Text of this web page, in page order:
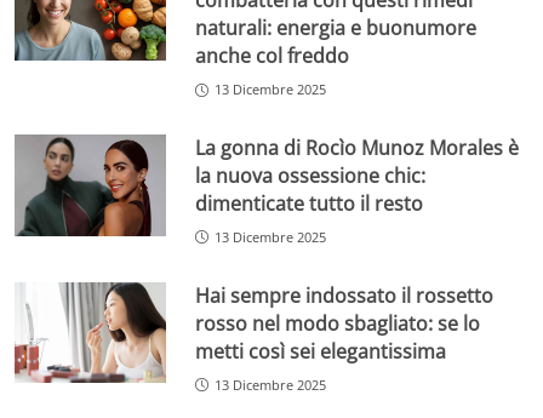
naturali: energia e buonumore
anche col freddo
13 Dicembre 2025
La gonna di Rocìo Munoz Morales è
la nuova ossessione chic:
dimenticate tutto il resto
13 Dicembre 2025
Hai sempre indossato il rossetto
rosso nel modo sbagliato: se lo
metti così sei elegantissima
13 Dicembre 2025